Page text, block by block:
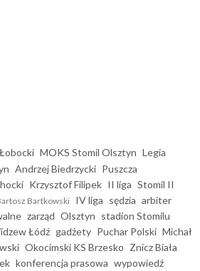
MOKS Stomil Olsztyn Legia
Andrzej Biedrzycki Puszcza
Krzysztof Filipek II liga Stomil II
Bartkowski IV liga sędzia arbiter
zarząd Olsztyn stadion Stomilu
Łódź gadżety Puchar Polski Michał
Okocimski KS Brzesko Znicz Biała
konferencja prasowa wypowiedź